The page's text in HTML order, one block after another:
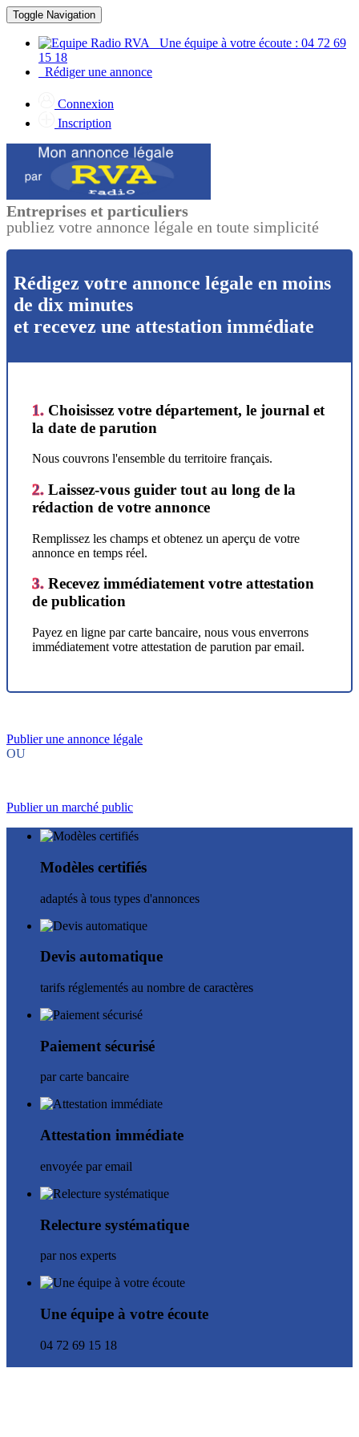
Toggle Navigation
Une équipe à votre écoute : 04 72 69
15 18
Rédiger une annonce
Connexion
Inscription
Entreprises et particuliers
publiez votre annonce légale en toute simplicité
Rédigez votre annonce légale en moins
de dix minutes
et recevez une attestation immédiate
1. Choisissez votre département, le journal et
la date de parution
Nous couvrons l'ensemble du territoire français.
2. Laissez-vous guider tout au long de la
rédaction de votre annonce
Remplissez les champs et obtenez un aperçu de votre
annonce en temps réel.
3. Recevez immédiatement votre attestation
de publication
Payez en ligne par carte bancaire, nous vous enverrons
immédiatement votre attestation de parution par email.
Publier une annonce légale
OU
Publier un marché public
Modèles certifiés
adaptés à tous types d'annonces
Devis automatique
tarifs réglementés au nombre de caractères
Paiement sécurisé
par carte bancaire
Attestation immédiate
envoyée par email
Relecture systématique
par nos experts
Une équipe à votre écoute
04 72 69 15 18